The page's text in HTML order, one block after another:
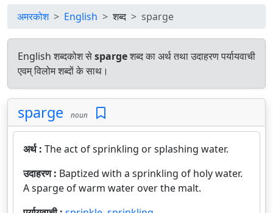
अमरकोश English शब्द sparge
English शब्दकोश सेspargeशब्द का अर्थ तथा उदाहरण पर्यायवाची
एवम् विलोम शब्दों के साथ।
sparge noun
अर्थ : The act of sprinkling or splashing water.
उदाहरण : Baptized with a sprinkling of holy water.
A sparge of warm water over the malt.